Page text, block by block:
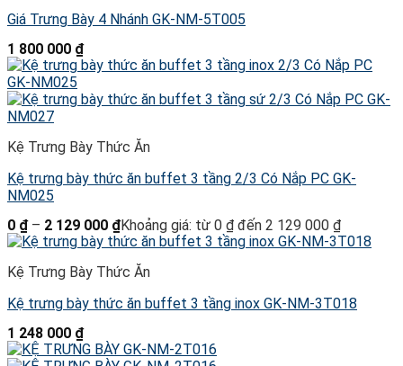
Giá Trưng Bày 4 Nhánh GK-NM-5T005
1 800 000 ₫
Kệ Trưng Bày Thức Ăn
Kệ trưng bày thức ăn buffet 3 tầng 2/3 Có Nắp PC GK-
NM025
0 ₫ – 2 129 000 ₫Khoảng giá: từ 0 ₫ đến 2 129 000 ₫
Kệ Trưng Bày Thức Ăn
Kệ trưng bày thức ăn buffet 3 tầng inox GK-NM-3T018
1 248 000 ₫